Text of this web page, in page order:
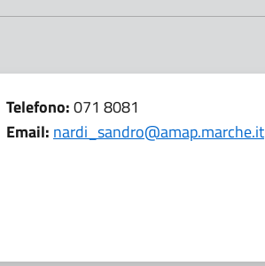
Telefono:071 8081
Email: nardi_sandro@amap.marche.it